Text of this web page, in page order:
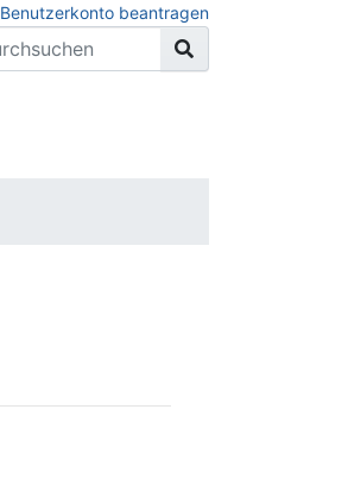
Benutzerkonto beantragen